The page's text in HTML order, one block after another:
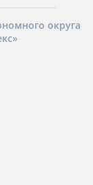
округа